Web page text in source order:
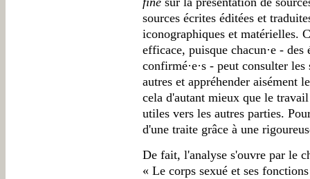
sources écrites éditées et
iconographiques et matérielles.
efficace, puisque chacun·e - des
confirmé·e·s - peut consulter
autres et appréhender aisément
cela d'autant mieux que le
utiles vers les autres parties.
d'une traite grâce à une
De fait, l'analyse s'ouvre par le
« Le corps sexué et ses